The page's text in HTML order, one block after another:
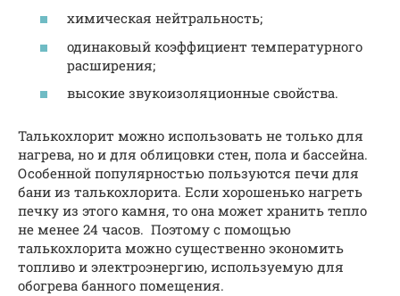
химическая нейтральность;
одинаковый коэффициент температурного
расширения;
высокие звукоизоляционные свойства.
Талькохлорит можно использовать не только для
нагрева, но и для облицовки стен, пола и бассейна.
Особенной популярностью пользуются печи для
бани из талькохлорита. Если хорошенько нагреть
печку из этого камня, то она может хранить тепло
не менее 24 часов. Поэтому с помощью
талькохлорита можно существенно экономить
топливо и электроэнергию, используемую для
обогрева банного помещения.